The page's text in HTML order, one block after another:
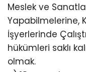
Meslek ve
Yapabilmelerine,
İşyerlerinde
hükümleri saklı
olmak.